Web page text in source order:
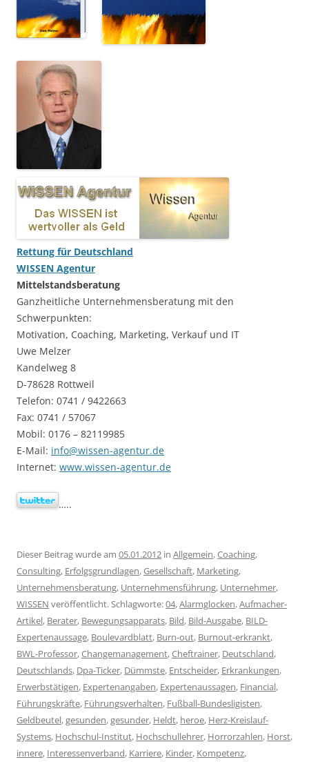
Rettung für Deutschland
WISSEN Agentur
Mittelstandsberatung
Ganzheitliche Unternehmensberatung mit den
Schwerpunkten:
Motivation, Coaching, Marketing, Verkauf und IT
Uwe Melzer
Kandelweg 8
D-78628 Rottweil
Telefon: 0741 / 9422663
Fax: 0741 / 57067
Mobil: 0176 – 82119985
E-Mail: info@wissen-agentur.de
Internet: www.wissen-agentur.de
…..
Dieser Beitrag wurde am 05.01.2012 in Allgemein,Coaching,
Consulting, Erfolgsgrundlagen,Gesellschaft, Marketing,
Unternehmensberatung, Unternehmensführung, Unternehmer,
WISSEN veröffentlicht. Schlagworte:04,Alarmglocken,Aufmacher-
Artikel, Berater, Bewegungsapparats, Bild, Bild-Ausgabe, BILD-
Expertenaussage, Boulevardblatt, Burn-out, Burnout-erkrankt,
BWL-Professor,Changemanagement,Cheftrainer, Deutschland,
Deutschlands, Dpa-Ticker, Dümmste, Entscheider, Erkrankungen,
Erwerbstätigen, Expertenangaben, Expertenaussagen, Financial,
Führungskräfte, Führungsverhalten, Fußball-Bundesligisten,
Geldbeutel,gesunden,gesunder, Heldt, heroe, Herz-Kreislauf-
Systems, Hochschul-Institut, Hochschullehrer, Horrorzahlen, Horst,
innere, Interessenverband, Karriere, Kinder, Kompetenz,